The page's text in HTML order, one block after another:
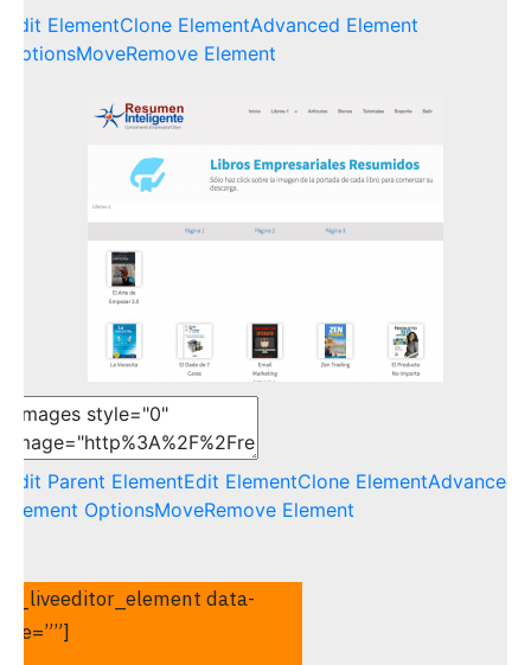
Edit ElementClone ElementAdvanced Element
OptionsMoveRemove Element
Edit Parent ElementEdit ElementClone ElementAdvanced
Element OptionsMoveRemove Element
data-